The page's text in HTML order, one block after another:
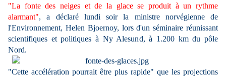
"La fonte des neiges et de la glace se produit à un rythme
alarmant", a déclaré lundi soir la ministre norvégienne de
l'Environnement, Helen Bjoernoy, lors d'un séminaire réunissant
scientifiques et politiques à Ny Alesund, à 1.200 km du pôle
Nord.
"Cette accélération pourrait être plus rapide" que les projections